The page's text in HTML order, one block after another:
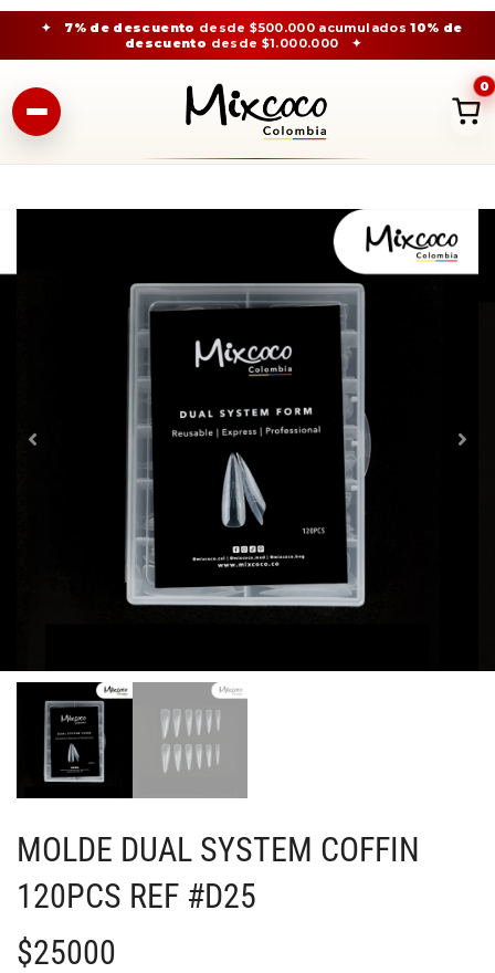
✦ 7% de descuento desde $500.000 acumulados10% de
descuento desde $1.000.000 ✦
0
MOLDE DUAL SYSTEM COFFIN
120PCS REF #D25
$25000